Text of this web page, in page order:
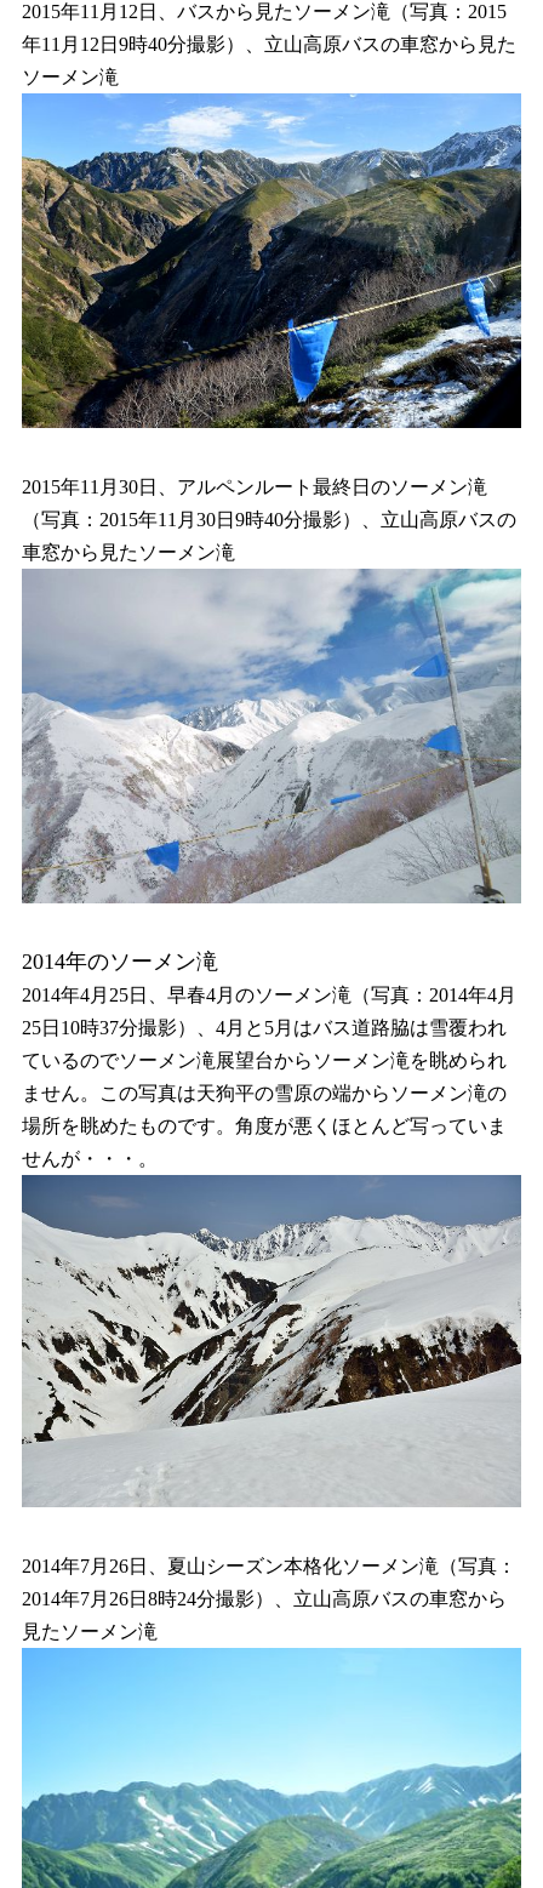
2015年11月12日、バスから見たソーメン滝（写真：2015
年11月12日9時40分撮影）、立山高原バスの車窓から見た
ソーメン滝
2015年11月30日、アルペンルート最終日のソーメン滝
（写真：2015年11月30日9時40分撮影）、立山高原バスの
車窓から見たソーメン滝
2014年のソーメン滝
2014年4月25日、早春4月のソーメン滝（写真：2014年4月
25日10時37分撮影）、4月と5月はバス道路脇は雪覆われ
ているのでソーメン滝展望台からソーメン滝を眺められ
ません。この写真は天狗平の雪原の端からソーメン滝の
場所を眺めたものです。角度が悪くほとんど写っていま
せんが・・・。
2014年7月26日、夏山シーズン本格化ソーメン滝（写真：
2014年7月26日8時24分撮影）、立山高原バスの車窓から
見たソーメン滝